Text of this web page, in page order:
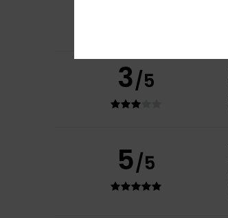
3/5
5/5